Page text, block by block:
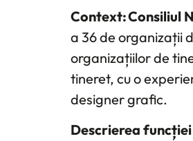
Context: Consiliul
a 36 de organizații
organizațiilor de
tineret, cu o
designer grafic.
Descrierea funcției